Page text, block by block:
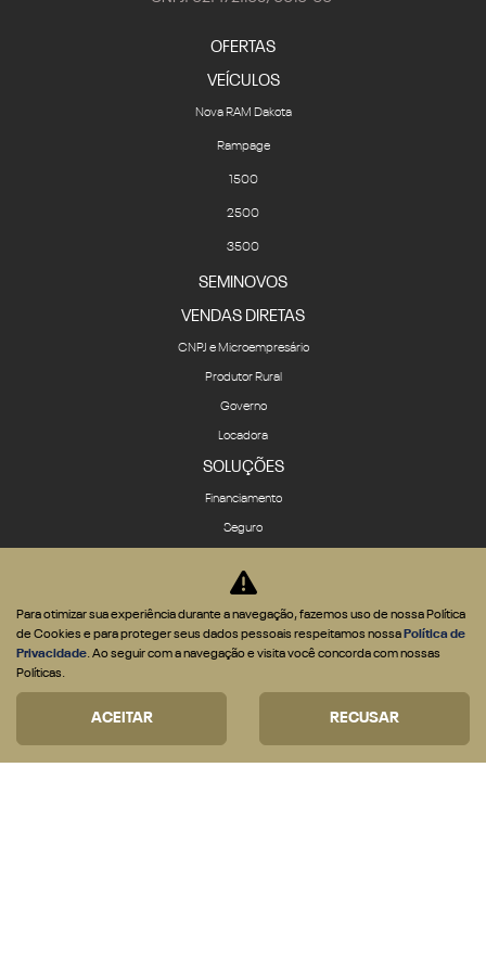
Nova RAM Dakota
Rampage
2500
CNPJ e Microempresário
Produtor Rural
Governo
Locadora
SOLUÇÕES
Financiamento
Seguro
ASSISTÊNCIA TÉCNICA
Revisões e serviços
A ITALIANA
Agende um test-drive
Ações sociais e ambientais
Para otimizar sua experiência durante a navegação, fazemos uso de nossa Política
de Cookies e para proteger seus dados pessoais respeitamos nossa Política de
Privacidade. Ao seguir com a navegação e visita você concorda com nossas
Políticas.
ACEITAR RECUSAR